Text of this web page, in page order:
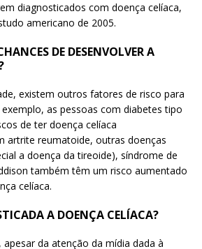
diagnosticados com doença celíaca,
americano de 2005.
DE DESENVOLVER A
existem outros fatores de risco para
as pessoas com diabetes tipo
de ter doença celíaca
artrite reumatoide, outras doenças
a doença da tireoide), síndrome de
também têm um risco aumentado
celíaca.
A DOENÇA CELÍACA?
da atenção da mídia dada à